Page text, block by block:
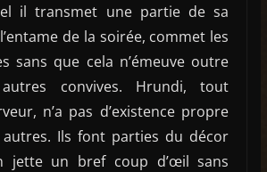
il transmet une partie de sa
de la soirée, commet les
sans que cela n’émeuve outre
convives. Hrundi, tout
n’a pas d’existence propre
autres. Ils font parties du décor
jette un bref coup d’œil sans